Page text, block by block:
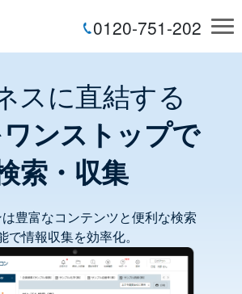
0120-751-202
スに直結する
ワンストップで
索・収集
豊富なコンテンツと便利な検索
で情報収集を効率化。